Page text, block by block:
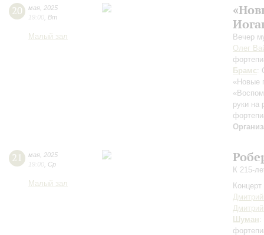
20 мая 2025
19:00 Вт
Малый зал
Вечер
Олег
Брамс:
«Новые
руки на
21 мая 2025
19:00 Ср
Малый зал
К 215-
Шуман: